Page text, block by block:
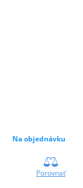
Na objednávku
Porovnať